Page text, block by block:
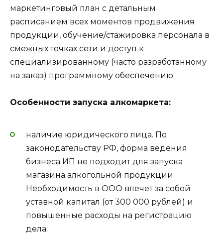
маркетинговый план с детальным
расписанием всех моментов продвижения
продукции, обучение/стажировка персонала в
смежных точках сети и доступ к
специализированному (часто разработанному
на заказ) программному обеспечению.
Особенности запуска алкомаркета:
наличие юридического лица. По
законодательству РФ, форма ведения
бизнеса ИП не подходит для запуска
магазина алкогольной продукции.
Необходимость в ООО влечет за собой
уставной капитал (от 300 000 рублей) и
повышенные расходы на регистрацию
дела;